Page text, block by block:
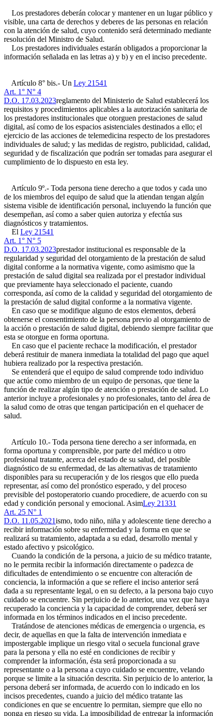
Los prestadores deberán colocar y mantener en un lugar público y
visible, una carta de derechos y deberes de las personas en relación
con la atención de salud, cuyo contenido será determinado mediante
resolución del Ministro de Salud.
Los prestadores individuales estarán obligados a proporcionar la
información señalada en las letras a) y b) y en el inciso precedente.
Artículo 8° bis.- Un Ley 21541
Art. 1° N° 4
D.O. 17.03.2023reglamento del Ministerio de Salud establecerá los
requisitos y procedimientos aplicables a la autorización sanitaria de
los prestadores institucionales que otorguen prestaciones de salud
digital, así como de los espacios asistenciales destinados a ello; el
ejercicio de las acciones de telemedicina respecto de los prestadores
individuales de salud; y las medidas de registro, publicidad, calidad,
seguridad y de fiscalización que podrán ser tomadas para asegurar el
cumplimiento de lo dispuesto en esta ley.
Artículo 9º.- Toda persona tiene derecho a que todos y cada uno
de los miembros del equipo de salud que la atiendan tengan algún
sistema visible de identificación personal, incluyendo la función que
desempeñan, así como a saber quien autoriza y efectúa sus
diagnósticos y tratamientos.
El Ley 21541
Art. 1° N° 5
D.O. 17.03.2023prestador institucional es responsable de la
regularidad y seguridad del otorgamiento de la prestación de salud
digital conforme a la normativa vigente, como asimismo que la
prestación de salud digital sea realizada por el prestador individual
que previamente haya seleccionado el paciente, cuando
corresponda, así como de la calidad y seguridad del otorgamiento de
la prestación de salud digital conforme a la normativa vigente.
En caso que se modifique alguno de estos elementos, deberá
obtenerse el consentimiento de la persona previo al otorgamiento de
la acción o prestación de salud digital, debiendo siempre facilitar que
esta se otorgue en forma oportuna.
En caso que el paciente rechace la modificación, el prestador
deberá restituir de manera inmediata la totalidad del pago que aquel
hubiera realizado por la respectiva prestación.
Se entenderá que el equipo de salud comprende todo individuo
que actúe como miembro de un equipo de personas, que tiene la
función de realizar algún tipo de atención o prestación de salud. Lo
anterior incluye a profesionales y no profesionales, tanto del área de
la salud como de otras que tengan participación en el quehacer de
salud.
Artículo 10.- Toda persona tiene derecho a ser informada, en
forma oportuna y comprensible, por parte del médico u otro
profesional tratante, acerca del estado de su salud, del posible
diagnóstico de su enfermedad, de las alternativas de tratamiento
disponibles para su recuperación y de los riesgos que ello pueda
representar, así como del pronóstico esperado, y del proceso
previsible del postoperatorio cuando procediere, de acuerdo con su
edad y condición personal y emocional. AsimLey 21331
Art. 25 N° 1
D.O. 11.05.2021ismo, todo niño, niña y adolescente tiene derecho a
recibir información sobre su enfermedad y la forma en que se
realizará su tratamiento, adaptada a su edad, desarrollo mental y
estado afectivo y psicológico.
Cuando la condición de la persona, a juicio de su médico tratante,
no le permita recibir la información directamente o padezca de
dificultades de entendimiento o se encuentre con alteración de
conciencia, la información a que se refiere el inciso anterior será
dada a su representante legal, o en su defecto, a la persona bajo cuyo
cuidado se encuentre. Sin perjuicio de lo anterior, una vez que haya
recuperado la conciencia y la capacidad de comprender, deberá ser
informada en los términos indicados en el inciso precedente.
Tratándose de atenciones médicas de emergencia o urgencia, es
decir, de aquellas en que la falta de intervención inmediata e
impostergable implique un riesgo vital o secuela funcional grave
para la persona y ella no esté en condiciones de recibir y
comprender la información, ésta será proporcionada a su
representante o a la persona a cuyo cuidado se encuentre, velando
porque se limite a la situación descrita. Sin perjuicio de lo anterior, la
persona deberá ser informada, de acuerdo con lo indicado en los
incisos precedentes, cuando a juicio del médico tratante las
condiciones en que se encuentre lo permitan, siempre que ello no
ponga en riesgo su vida. La imposibilidad de entregar la información